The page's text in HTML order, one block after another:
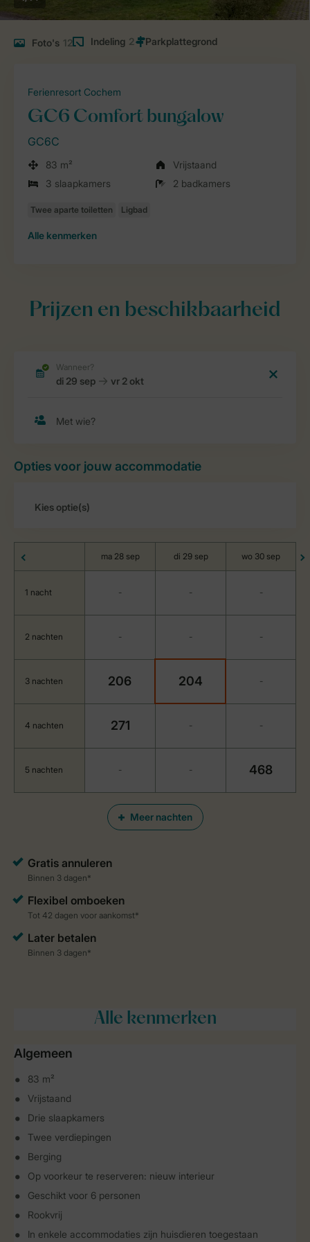
Foto's 12 Indeling 2
Ferienresort Cochem
GC6 Comfort bungalow
GC6C
83 m²
Vrijstaand
3 slaapkamers
2 badkamers
Alle kenmerken
Prijzen en beschikbaarheid
Opties voor jouw accommodatie
Meer nachten
ma 28 sep di 29 sep wo 30 sep
1 nacht - - -
2 nachten - - -
3 nachten 206 204 -
4 nachten 271 - -
5 nachten - - 468
Alle kenmerken
Algemeen
83 m²
Vrijstaand
Drie slaapkamers
Twee verdiepingen
Berging
Op voorkeur te reserveren: nieuw interieur
Geschikt voor 6 personen
Rookvrij
In enkele accommodaties zijn huisdieren toegestaan